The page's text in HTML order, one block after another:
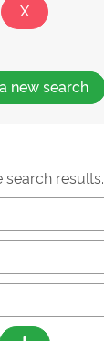
new search
search results.